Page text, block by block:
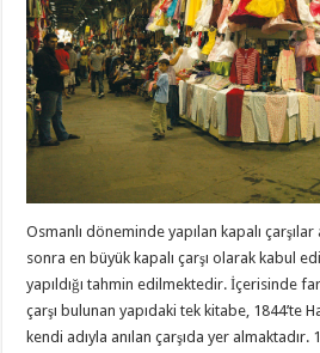
Osmanlı döneminde yapılan kapalı
sonra en büyük kapalı çarşı olarak kabul
yapıldığı tahmin edilmektedir. İçerisinde
çarşı bulunan yapıdaki tek kitabe, 1844’te
kendi adıyla anılan çarşıda yer almaktadır.